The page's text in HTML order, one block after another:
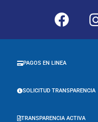
TRANSPARENCIA ACTIVA
SOLICITUD TRANSPARENCIA
PAGOS EN LINEA